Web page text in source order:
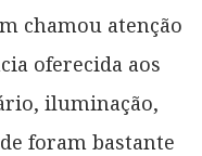
chamou atenção
oferecida aos
iluminação,
foram bastante